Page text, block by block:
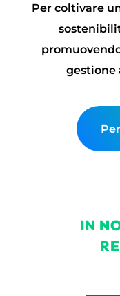
Per coltivare
gestione
IN